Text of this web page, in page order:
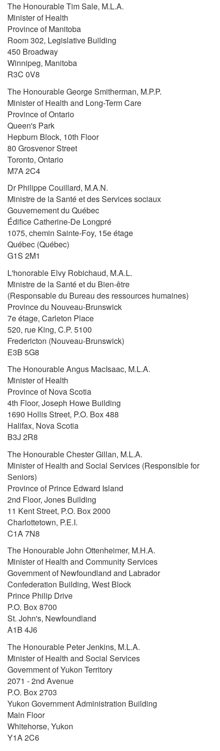
The Honourable Tim Sale, M.L.A.
Minister of Health
Province of Manitoba
Room 302, Legislative Building
450 Broadway
Winnipeg, Manitoba
R3C 0V8
The Honourable George Smitherman, M.P.P.
Minister of Health and Long-Term Care
Province of Ontario
Queen's Park
Hepburn Block, 10th Floor
80 Grosvenor Street
Toronto, Ontario
M7A 2C4
Dr Philippe Couillard, M.A.N.
Ministre de la Santé et des Services sociaux
Gouvernement du Québec
Édifice Catherine-De Longpré
1075, chemin Sainte-Foy, 15e étage
Québec (Québec)
G1S 2M1
L'honorable Elvy Robichaud, M.A.L.
Ministre de la Santé et du Bien-être
(Responsable du Bureau des ressources humaines)
Province du Nouveau-Brunswick
7e étage, Carleton Place
520, rue King, C.P. 5100
Fredericton (Nouveau-Brunswick)
E3B 5G8
The Honourable Angus MacIsaac, M.L.A.
Minister of Health
Province of Nova Scotia
4th Floor, Joseph Howe Building
1690 Hollis Street, P.O. Box 488
Halifax, Nova Scotia
B3J 2R8
The Honourable Chester Gillan, M.L.A.
Minister of Health and Social Services (Responsible for
Seniors)
Province of Prince Edward Island
2nd Floor, Jones Building
11 Kent Street, P.O. Box 2000
Charlottetown, P.E.I.
C1A 7N8
The Honourable John Ottenheimer, M.H.A.
Minister of Health and Community Services
Government of Newfoundland and Labrador
Confederation Building, West Block
Prince Philip Drive
P.O. Box 8700
St. John's, Newfoundland
A1B 4J6
The Honourable Peter Jenkins, M.L.A.
Minister of Health and Social Services
Government of Yukon Territory
2071 - 2nd Avenue
P.O. Box 2703
Yukon Government Administration Building
Main Floor
Whitehorse, Yukon
Y1A 2C6